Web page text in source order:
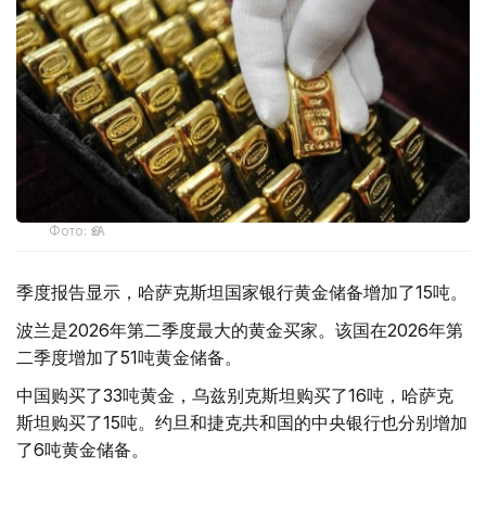
Фото: ӨзА
季度报告显示，哈萨克斯坦国家银行黄金储备增加了15吨。
波兰是2026年第二季度最大的黄金买家。该国在2026年第
二季度增加了51吨黄金储备。
中国购买了33吨黄金，乌兹别克斯坦购买了16吨，哈萨克
斯坦购买了15吨。约旦和捷克共和国的中央银行也分别增加
了6吨黄金储备。